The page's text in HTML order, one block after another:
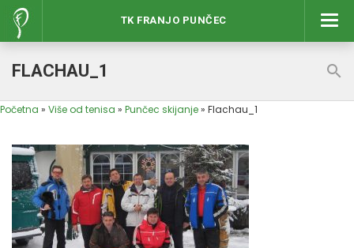
TK FRANJO PUNČEC
FLACHAU_1
Početna » Više od tenisa » Punčec skijanje» Flachau_1